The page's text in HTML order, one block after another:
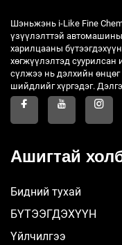
Шэньжэнь i-Like Fine
үзүүлэлттэй автомашины
харилцааны
хөгжүүлэлтэд
сүлжээ нь дэлхийн
шийдлийг хүргэдэг.
Ашигтай
Бидний тухай
БҮТЭЭГДЭХҮҮН
Үйлчилгээ